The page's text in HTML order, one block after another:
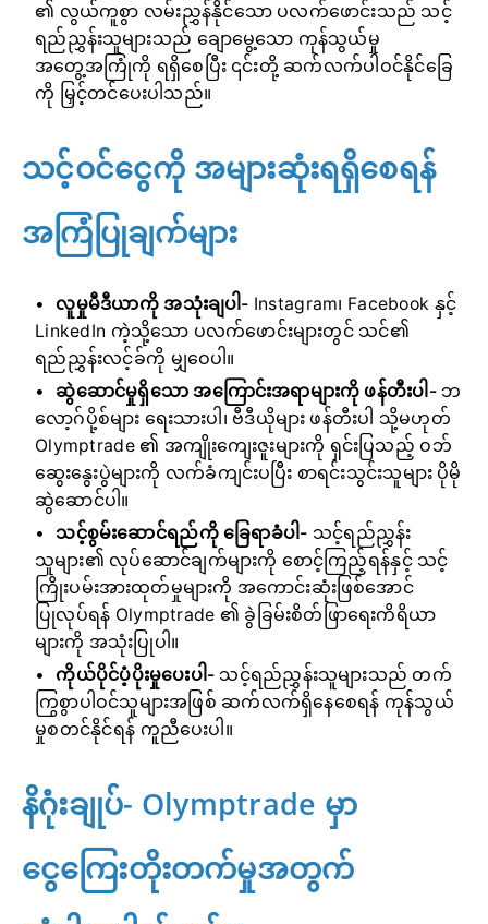
၏ လွယ်ကူစွာ လမ်းညွှန်နိုင်သော ပလက်ဖောင်းသည် သင့်
ရည်ညွှန်းသူများသည် ချောမွေ့သော ကုန်သွယ်မှု
အတွေ့အကြုံကို ရရှိစေပြီး ၎င်းတို့ ဆက်လက်ပါဝင်နိုင်ခြေ
ကို မြှင့်တင်ပေးပါသည်။
သင့်ဝင်ငွေကို အများဆုံးရရှိစေရန်
အကြံပြုချက်များ
လူမှုမီဒီယာကို အသုံးချပါ- Instagram၊ Facebook နှင့်
LinkedIn ကဲ့သို့သော ပလက်ဖောင်းများတွင် သင်၏
ရည်ညွှန်းလင့်ခ်ကို မျှဝေပါ။
ဆွဲဆောင်မှုရှိသော အကြောင်းအရာများကို ဖန်တီးပါ-ဘ
လော့ဂ်ပို့စ်များ ရေးသားပါ၊ ဗီဒီယိုများ ဖန်တီးပါ သို့မဟုတ်
Olymptrade ၏ အကျိုးကျေးဇူးများကို ရှင်းပြသည့် ဝဘ်
ဆွေးနွေးပွဲများကို လက်ခံကျင်းပပြီး စာရင်းသွင်းသူများ ပိုမို
ဆွဲဆောင်ပါ။
သင့်စွမ်းဆောင်ရည်ကို ခြေရာခံပါ- သင့်ရည်ညွှန်း
သူများ၏ လုပ်ဆောင်ချက်များကို စောင့်ကြည့်ရန်နှင့် သင့်
ကြိုးပမ်းအားထုတ်မှုများကို အကောင်းဆုံးဖြစ်အောင်
ပြုလုပ်ရန် Olymptrade ၏ ခွဲခြမ်းစိတ်ဖြာရေးကိရိယာ
များကို အသုံးပြုပါ။
ကိုယ်ပိုင်ပံ့ပိုးမှုပေးပါ- သင့်ရည်ညွှန်းသူများသည် တက်
ကြွစွာပါဝင်သူများအဖြစ် ဆက်လက်ရှိနေစေရန် ကုန်သွယ်
မှုစတင်နိုင်ရန် ကူညီပေးပါ။
နိဂုံးချုပ်- Olymptrade မှာ
ငွေကြေးတိုးတက်မှုအတွက်